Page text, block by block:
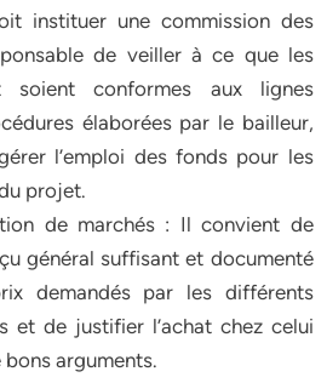
instituer une commission des
de veiller à ce que les
soient conformes aux lignes
élaborées par le bailleur,
l’emploi des fonds pour les
projet.
de marchés : Il convient de
général suffisant et documenté
demandés par les différents
et de justifier l’achat chez celui
arguments.